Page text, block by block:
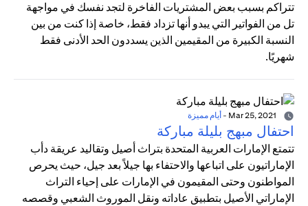
تتراكم بسبب بعض المشتريات الفاخرة لتجد نفسك في مواجهة
تل من الفواتير التي يبدو أنها تزداد فقط، خاصة إذا كنت من بين
النسبة الكبيرة من المقيمين الذين يسددون الحد الأدنى فقط
شهريًا.
- أيام مميزة
احتفال مبهج بليلة مباركة
تتمتع الإمارات العربية المتحدة بتراث أصيل وتقاليد عريقة دأب
الإماراتيون على اتباعها والاحتفاء بها جيلاً بعد جيل، حيث يحرص
المواطنون وحتى المقيمون في الإمارات على إحياء التراث
الإماراتي الأصيل بتطبيق عاداته ونقل الموروث الشعبي وقصصه